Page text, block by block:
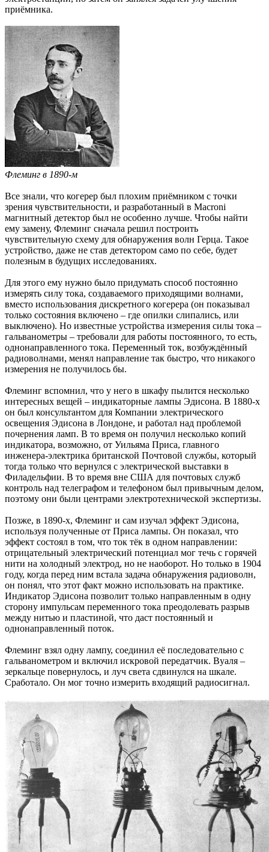
приёмника.
Флеминг в 1890-м
Все знали, что когерер был плохим приёмником с точки
зрения чувствительности, и разработанный в Macroni
магнитный детектор был не особенно лучше. Чтобы найти
ему замену, Флеминг сначала решил построить
чувствительную схему для обнаружения волн Герца. Такое
устройство, даже не став детектором само по себе, будет
полезным в будущих исследованиях.
Для этого ему нужно было придумать способ постоянно
измерять силу тока, создаваемого приходящими волнами,
вместо использования дискретного когерера (он показывал
только состояния включено – где опилки слипались, или
выключено). Но известные устройства измерения силы тока –
гальванометры – требовали для работы постоянного, то есть,
однонаправленного тока. Переменный ток, возбуждённый
радиоволнами, менял направление так быстро, что никакого
измерения не получилось бы.
Флеминг вспомнил, что у него в шкафу пылится несколько
интересных вещей – индикаторные лампы Эдисона. В 1880-х
он был консультантом для Компании электрического
освещения Эдисона в Лондоне, и работал над проблемой
почернения ламп. В то время он получил несколько копий
индикатора, возможно, от Уильяма Приса, главного
инженера-электрика британской Почтовой службы, который
тогда только что вернулся с электрической выставки в
Филадельфии. В то время вне США для почтовых служб
контроль над телеграфом и телефоном был привычным делом,
поэтому они были центрами электротехнической экспертизы.
Позже, в 1890-х, Флеминг и сам изучал эффект Эдисона,
используя полученные от Приса лампы. Он показал, что
эффект состоял в том, что ток тёк в одном направлении:
отрицательный электрический потенциал мог течь с горячей
нити на холодный электрод, но не наоборот. Но только в 1904
году, когда перед ним встала задача обнаружения радиоволн,
он понял, что этот факт можно использовать на практике.
Индикатор Эдисона позволит только направленным в одну
сторону импульсам переменного тока преодолевать разрыв
между нитью и пластиной, что даст постоянный и
однонаправленный поток.
Флеминг взял одну лампу, соединил её последовательно с
гальванометром и включил искровой передатчик. Вуаля –
зеркальце повернулось, и луч света сдвинулся на шкале.
Сработало. Он мог точно измерить входящий радиосигнал.